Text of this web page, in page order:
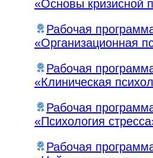
«Основы кризисной
Рабочая
«Организационная
Рабочая
«Клиническая
Рабочая
«Психология
Рабочая